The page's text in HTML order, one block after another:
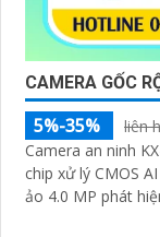
CAMERA GỐC
5%-35%
liên
Camera an ninh
chip xử lý CMOS
ảo 4.0 MP phát